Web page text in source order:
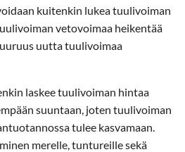
kuitenkin lukea tuulivoiman
vetovoimaa heikentää
uutta tuulivoimaa
laskee tuulivoiman hintaa
suuntaan, joten tuulivoiman
tulee kasvamaan.
merelle, tuntureille sekä